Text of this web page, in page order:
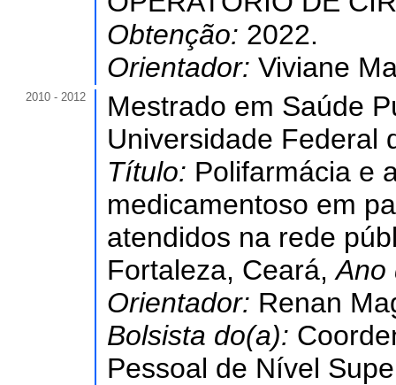
Obtenção: 2022.
Orientador: Viviane
2010 - 2012
Mestrado em Saúde
Universidade Federal
Título: Polifarmácia e
medicamentoso em
atendidos na rede
Fortaleza, Ceará,Ano
Orientador: Renan
Bolsista do(a):
Pessoal de Nível